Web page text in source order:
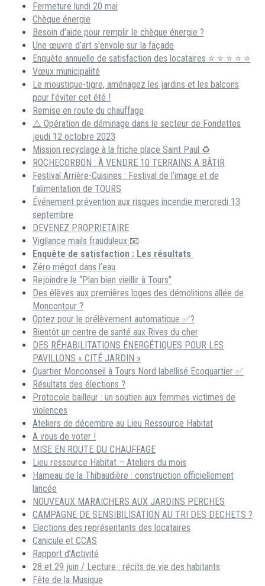
Fermeture lundi 20 mai
Chèque énergie
Besoin d’aide pour remplir le chèque énergie ?
Une œuvre d’art s’envole sur la façade
Enquête annuelle de satisfaction des locataires ⭐ ⭐ ⭐ ⭐ ⭐
Vœux municipalité
Le moustique-tigre, aménagez les jardins et les balcons
pour l’éviter cet été !
Remise en route du chauffage
⚠️ Opération de déminage dans le secteur de Fondettes
jeudi 12 octobre 2023
Mission recyclage à la friche place Saint Paul ♻️
ROCHECORBON : À VENDRE 10 TERRAINS A BÂTIR
Festival Arrière-Cuisines : Festival de l’image et de
l’alimentation de TOURS
Événement prévention aux risques incendie mercredi 13
septembre
DEVENEZ PROPRIETAIRE
Vigilance mails frauduleux 📧
Enquête de satisfaction : Les résultats
Zéro mégot dans l’eau
Rejoindre le “Plan bien vieillir à Tours”
Des élèves aux premières loges des démolitions allée de
Moncontour ?
Optez pour le prélèvement automatique ✅?
Bientôt un centre de santé aux Rives du cher
DES RÉHABILITATIONS ÉNERGÉTIQUES POUR LES
PAVILLONS « CITÉ JARDIN »
Quartier Monconseil à Tours Nord labellisé Ecoquartier ✅
Résultats des élections ?
Protocole bailleur : un soutien aux femmes victimes de
violences
Ateliers de décembre au Lieu Ressource Habitat
A vous de voter !
MISE EN ROUTE DU CHAUFFAGE
Lieu ressource Habitat – Ateliers du mois
Hameau de la Thibaudière : construction officiellement
lancée
NOUVEAUX MARAICHERS AUX JARDINS PERCHES
CAMPAGNE DE SENSIBILISATION AU TRI DES DECHETS ?
Elections des représentants des locataires
Canicule et CCAS
Rapport d’Activité
28 et 29 juin / Lecture : récits de vie des habitants
Fête de la Musique